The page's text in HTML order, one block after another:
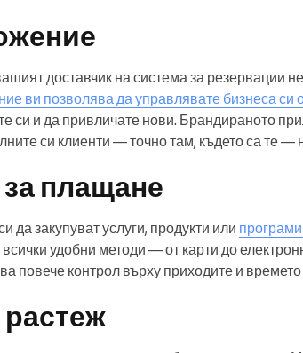
доставчик на система за резервации не
ви позволява да управлявате бизнеса си
си и да привличате нови. Брандираното
си клиенти — точно там, където са те —
плащане
да закупуват услуги, продукти или
всички удобни методи — от карти до
повече контрол върху приходите и времето